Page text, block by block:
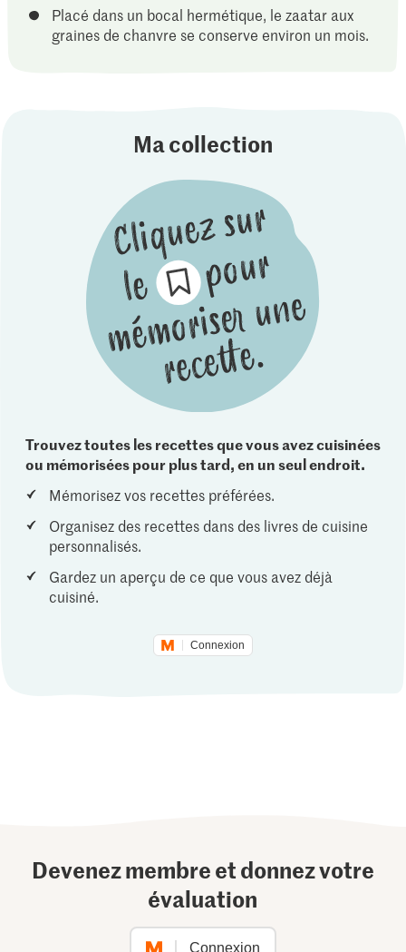
Placé dans un bocal hermétique, le zaatar aux
graines de chanvre se conserve environ un mois.
Ma collection
Trouvez toutes les recettes que vous avez cuisinées
ou mémorisées pour plus tard, en un seul endroit.
Mémorisez vos recettes préférées.
Organisez des recettes dans des livres de cuisine
personnalisés.
Gardez un aperçu de ce que vous avez déjà
cuisiné.
Connexion
Devenez membre et donnez votre
évaluation
Connexion